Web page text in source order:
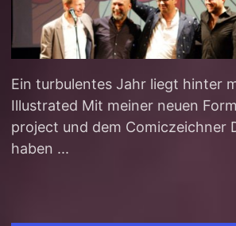
Ein turbulentes Jahr liegt hinter
Illustrated Mit meiner neuen
project und dem Comiczeichner
haben ...